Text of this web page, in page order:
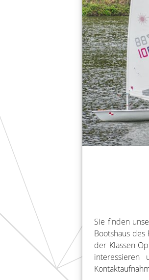
Sie finden
Bootshaus
der Klassen